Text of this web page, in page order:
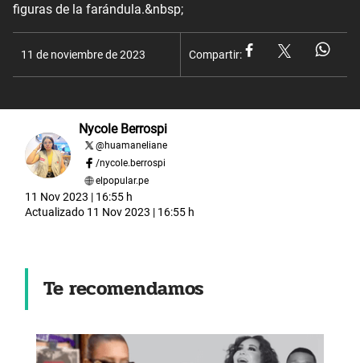
figuras de la farándula.&nbsp;
11 de noviembre de 2023 Compartir:
Nycole Berrospi
@huamaneliane
/nycole.berrospi
elpopular.pe
11 Nov 2023 | 16:55 h
Actualizado 11 Nov 2023 | 16:55 h
Te recomendamos